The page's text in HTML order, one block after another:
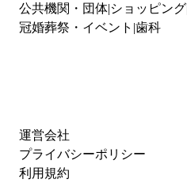
公共機関・団体 ショッピング
冠婚葬祭・イベント 歯科
運営会社
プライバシーポリシー
利用規約